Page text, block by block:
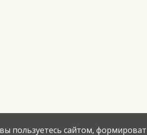
пользуетесь сайтом,